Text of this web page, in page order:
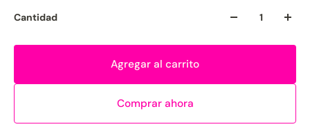
Cantidad
Agregar al carrito
Comprar ahora